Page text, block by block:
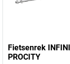
Fietsenrek
PROCITY